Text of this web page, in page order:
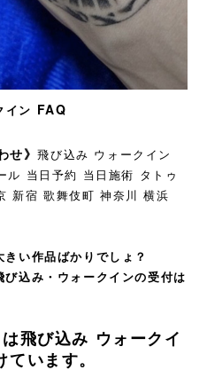
イン FAQ
せ》飛び込み ウォークイン
ル 当日予約 当日施術 タトゥ
新宿 歌舞伎町 神奈川 横浜
い作品ばかりでしょ？
込み・ウォークインの受付は
飛び込み ウォークイ
います。